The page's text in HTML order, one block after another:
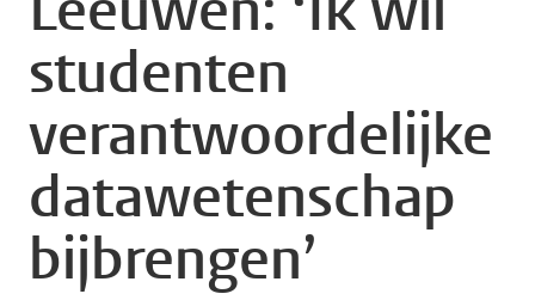
studenten
verantwoordelijke
datawetenschap
bijbrengen’